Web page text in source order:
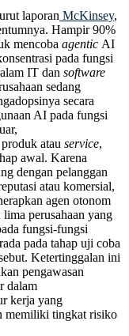
laporan McKinsey,
Hampir 90%
mencoba agentic AI
pada fungsi
IT dan software
sedang
secara
AI pada fungsi
atau service,
awal. Karena
dengan pelanggan
atau komersial,
agen otonom
perusahaan yang
fungsi-fungsi
pada tahap uji coba
Ketertinggalan ini
pengawasan
dalam
kerja yang
memiliki tingkat risiko